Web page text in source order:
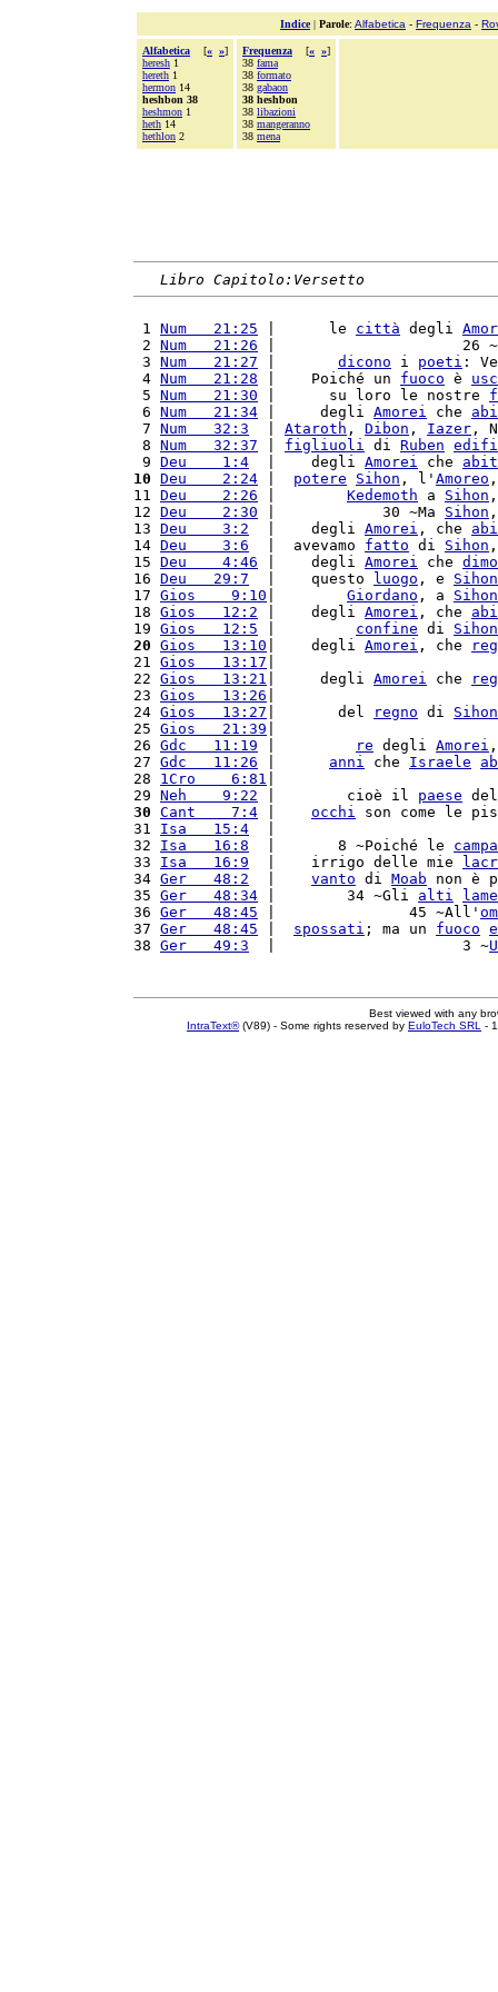
Indice| Parole: Alfabetica - Frequenza -
Alfabetica [« »]
heresh 1
hereth 1
hermon 14
heshbon 38
heshmon 1
heth 14
hethlon 2
Frequenza [« »]
38 fama
38 formato
38 gabaon
38 heshbon
38 libazioni
38 mangeranno
38 mena
Libro Capitolo:Versetto
1 Num   21:25 |      le città degli
2 Num   21:26 |                     26
3 Num   21:27 dicono i poeti :
4 Num   21:28 |    Poiché un fuoco è
5 Num   21:30 |      su loro le nostre
6 Num   21:34 |     degli Amorei che
7 Num   32:3 Ataroth , Dibon , Iazer ,
8 Num   32:37 figliuoli di Ruben
9 Deu    1:4
  |    degli
Amorei che
10 Deu    2:24 potere Sihon , l' Amoreo
11 Deu    2:26 Kedemoth a Sihon
12 Deu    2:30 |            30 ~Ma Sihon
13 Deu    3:2
  |    degli
Amorei , che
14 Deu    3:6
  |  avevamo
fatto di Sihon
15 Deu    4:46 |    degli Amorei che
16 Deu   29:7
  |    questo
luogo , e Sihon
17 Gios    9:10 Giordano , a Sihon
18 Gios   12:2 |    degli Amorei , che
19 Gios   12:5 confine di Sihon
20 Gios   13:10 |    degli Amorei , che
21 Gios   13:17
22 Gios   13:21 |     degli Amorei che
23 Gios   13:26
24 Gios   13:27 |       del regno di Sihon
25 Gios   21:39
26 Gdc   11:19 re degli Amorei
27 Gdc   11:26 anni che Israele
28 1Cro    6:81
29 Neh    9:22 |        cioè il paese
30 Cant    7:4 occhi son come le
31 Isa   15:4
32 Isa   16:8
  |       8 ~Poiché le
33 Isa   16:9
  |    irrigo delle mie
34 Ger   48:2 vanto di Moab non è
35 Ger   48:34 |        34 ~Gli alti
36 Ger   48:45 |               45 ~All'
37 Ger   48:45 spossati ; ma un fuoco
38 Ger   49:3
  |                     3 ~
Best viewed with any
IntraText®(V89) - Some rights reserved by EuloTech SRL -